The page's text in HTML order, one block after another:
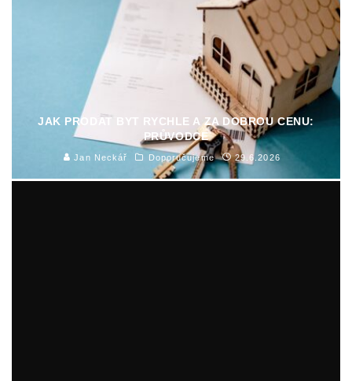
JAK PRODAT BYT RYCHLE A ZA DOBROU CENU:
PRŮVODCE
Jan Neckář Doporučujeme 29.6.2026